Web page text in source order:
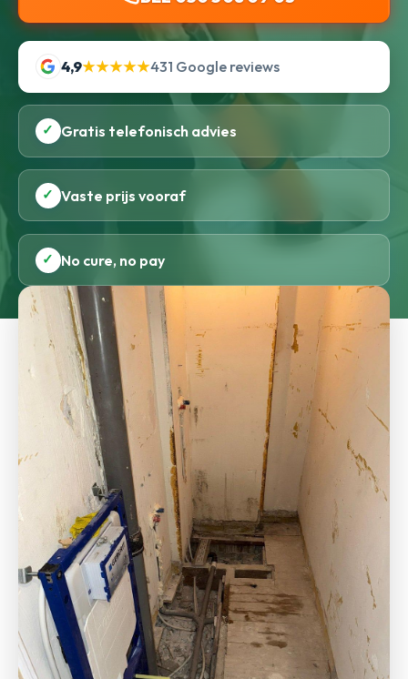
4,9★★★★★431 Google reviews
✓ Gratis telefonisch advies
✓ Vaste prijs vooraf
✓ No cure, no pay